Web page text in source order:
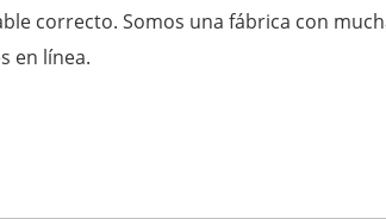
correcto. Somos una fábrica con
en línea.